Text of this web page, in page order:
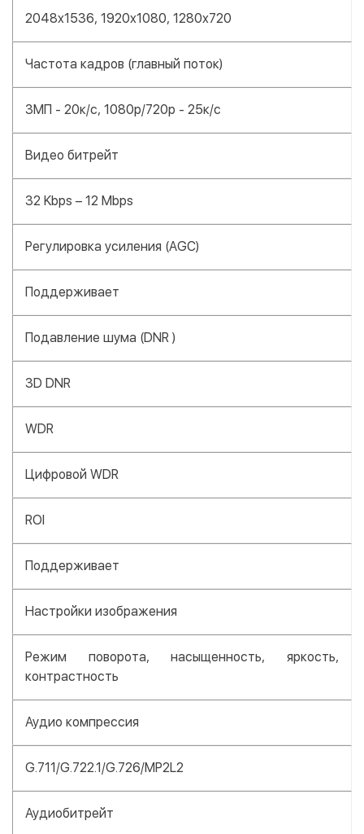
2048x1536, 1920x1080, 1280x720
Частота кадров (главный поток)
3МП - 20к/с, 1080р/720р - 25к/с
Видео битрейт
32 Kbps – 12 Mbps
Регулировка усиления (AGC)
Поддерживает
Подавление шума (DNR )
3D DNR
WDR
Цифровой WDR
ROI
Поддерживает
Настройки изображения
Режим поворота, насыщенность, яркость,
контрастность
Аудио компрессия
G.711/G.722.1/G.726/MP2L2
Аудиобитрейт